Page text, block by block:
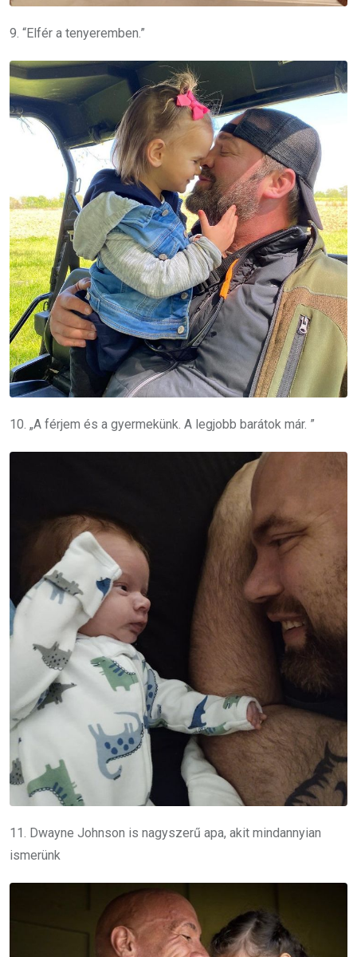
9. “Elfér a tenyeremben.”
10. „A férjem és a gyermekünk. A legjobb barátok már. ”
11. Dwayne Johnson is nagyszerű apa, akit mindannyian
ismerünk